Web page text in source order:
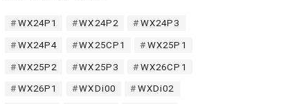
WX24P1 WX24P2 WX24P3
WX24P4 WX25CP1 WX25P1
WX25P2 WX25P3 WX26CP1
WX26P1 WXDi00 WXDi02